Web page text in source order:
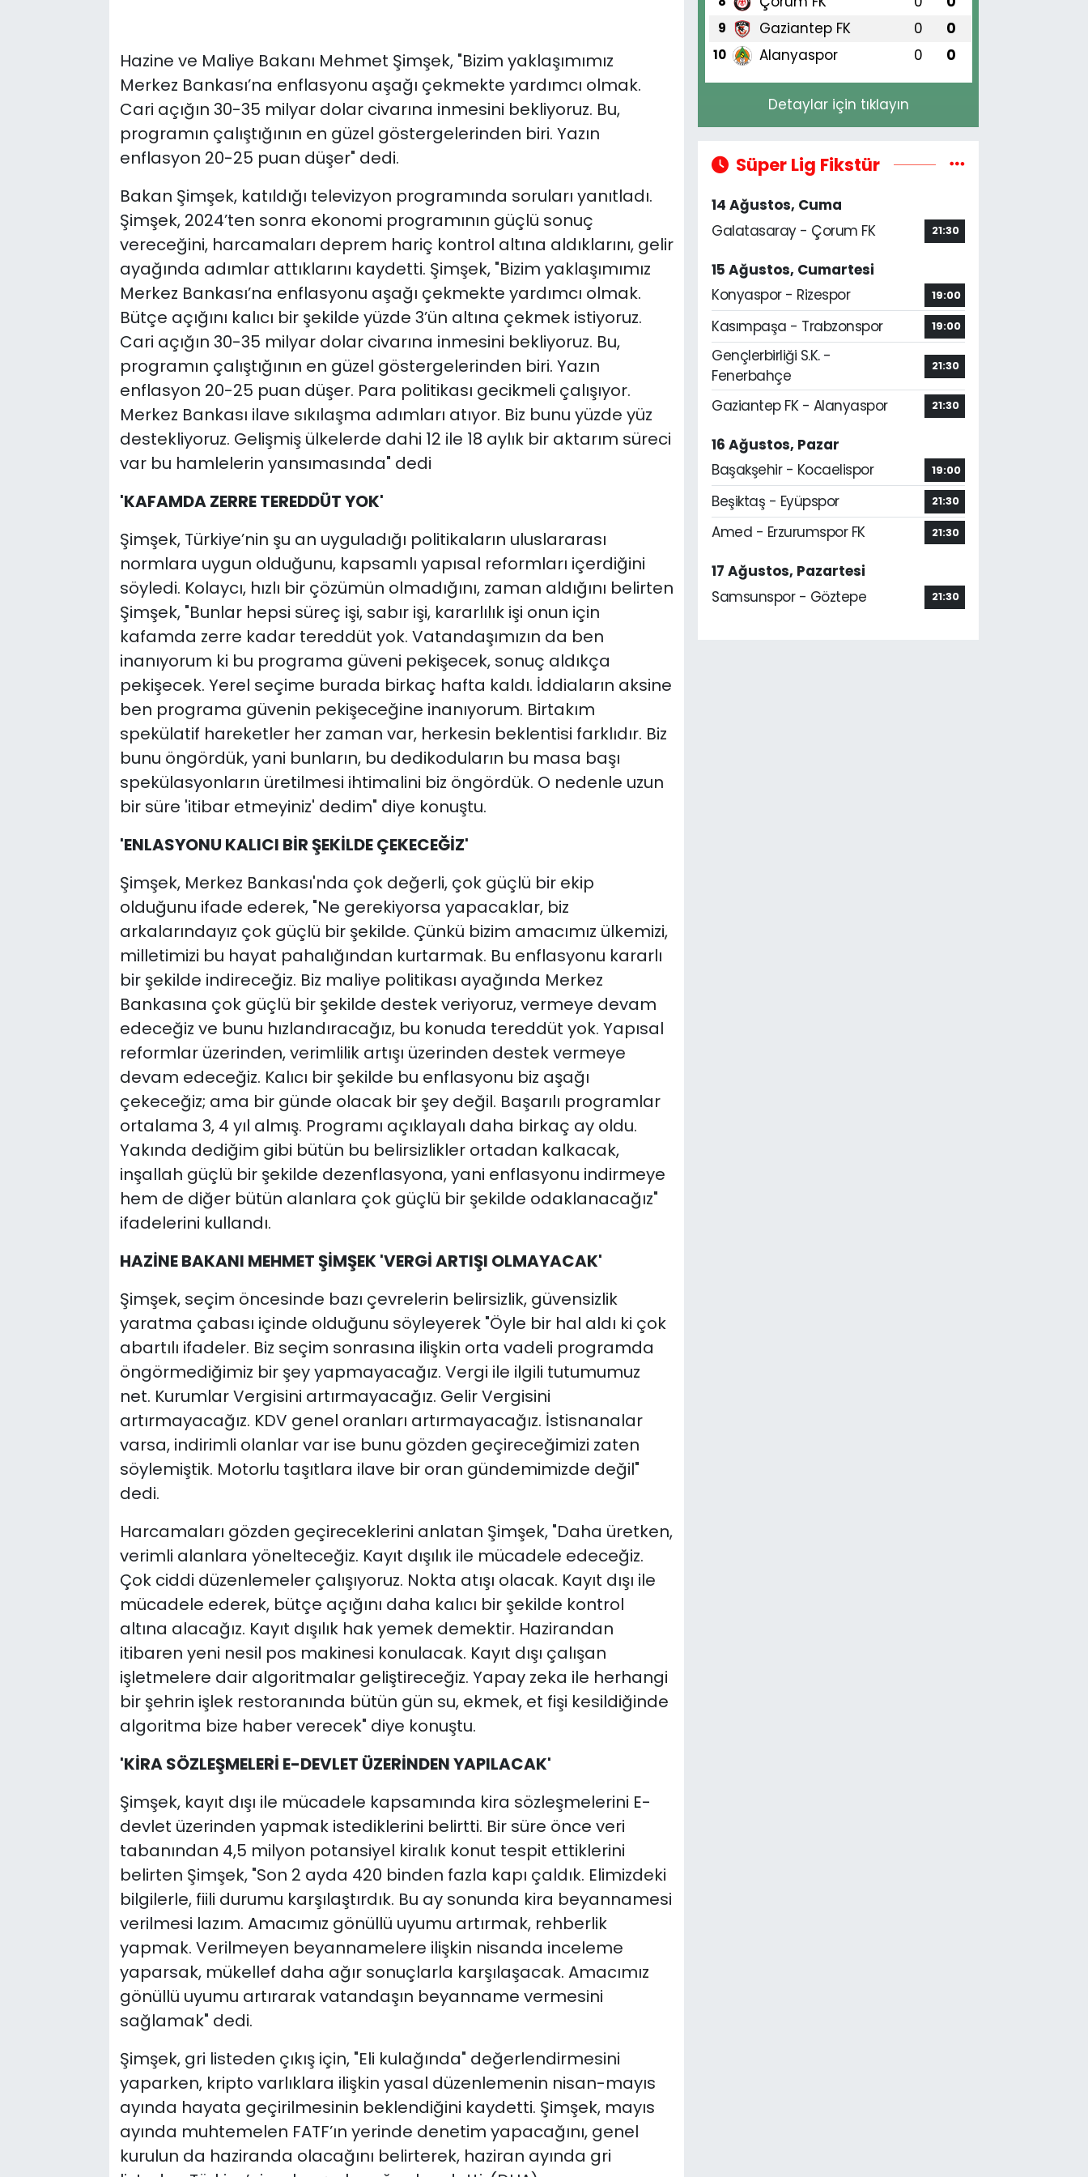
Hazine ve Maliye Bakanı Mehmet Şimşek, "Bizim yaklaşımımız
Merkez Bankası’na enflasyonu aşağı çekmekte yardımcı olmak.
Cari açığın 30-35 milyar dolar civarına inmesini bekliyoruz. Bu,
programın çalıştığının en güzel göstergelerinden biri. Yazın
enflasyon 20-25 puan düşer" dedi.
Bakan Şimşek, katıldığı televizyon programında soruları yanıtladı.
Şimşek, 2024’ten sonra ekonomi programının güçlü sonuç
vereceğini, harcamaları deprem hariç kontrol altına aldıklarını, gelir
ayağında adımlar attıklarını kaydetti. Şimşek, "Bizim yaklaşımımız
Merkez Bankası’na enflasyonu aşağı çekmekte yardımcı olmak.
Bütçe açığını kalıcı bir şekilde yüzde 3’ün altına çekmek istiyoruz.
Cari açığın 30-35 milyar dolar civarına inmesini bekliyoruz. Bu,
programın çalıştığının en güzel göstergelerinden biri. Yazın
enflasyon 20-25 puan düşer. Para politikası gecikmeli çalışıyor.
Merkez Bankası ilave sıkılaşma adımları atıyor. Biz bunu yüzde yüz
destekliyoruz. Gelişmiş ülkelerde dahi 12 ile 18 aylık bir aktarım süreci
var bu hamlelerin yansımasında" dedi
'KAFAMDA ZERRE TEREDDÜT YOK'
Şimşek, Türkiye’nin şu an uyguladığı politikaların uluslararası
normlara uygun olduğunu, kapsamlı yapısal reformları içerdiğini
söyledi. Kolaycı, hızlı bir çözümün olmadığını, zaman aldığını belirten
Şimşek, "Bunlar hepsi süreç işi, sabır işi, kararlılık işi onun için
kafamda zerre kadar tereddüt yok. Vatandaşımızın da ben
inanıyorum ki bu programa güveni pekişecek, sonuç aldıkça
pekişecek. Yerel seçime burada birkaç hafta kaldı. İddiaların aksine
ben programa güvenin pekişeceğine inanıyorum. Birtakım
spekülatif hareketler her zaman var, herkesin beklentisi farklıdır. Biz
bunu öngördük, yani bunların, bu dedikoduların bu masa başı
spekülasyonların üretilmesi ihtimalini biz öngördük. O nedenle uzun
bir süre 'itibar etmeyiniz' dedim" diye konuştu.
'ENLASYONU KALICI BİR ŞEKİLDE ÇEKECEĞİZ'
Şimşek, Merkez Bankası'nda çok değerli, çok güçlü bir ekip
olduğunu ifade ederek, "Ne gerekiyorsa yapacaklar, biz
arkalarındayız çok güçlü bir şekilde. Çünkü bizim amacımız ülkemizi,
milletimizi bu hayat pahalığından kurtarmak. Bu enflasyonu kararlı
bir şekilde indireceğiz. Biz maliye politikası ayağında Merkez
Bankasına çok güçlü bir şekilde destek veriyoruz, vermeye devam
edeceğiz ve bunu hızlandıracağız, bu konuda tereddüt yok. Yapısal
reformlar üzerinden, verimlilik artışı üzerinden destek vermeye
devam edeceğiz. Kalıcı bir şekilde bu enflasyonu biz aşağı
çekeceğiz; ama bir günde olacak bir şey değil. Başarılı programlar
ortalama 3, 4 yıl almış. Programı açıklayalı daha birkaç ay oldu.
Yakında dediğim gibi bütün bu belirsizlikler ortadan kalkacak,
inşallah güçlü bir şekilde dezenflasyona, yani enflasyonu indirmeye
hem de diğer bütün alanlara çok güçlü bir şekilde odaklanacağız"
ifadelerini kullandı.
HAZİNE BAKANI MEHMET ŞİMŞEK 'VERGİ ARTIŞI OLMAYACAK'
Şimşek, seçim öncesinde bazı çevrelerin belirsizlik, güvensizlik
yaratma çabası içinde olduğunu söyleyerek "Öyle bir hal aldı ki çok
abartılı ifadeler. Biz seçim sonrasına ilişkin orta vadeli programda
öngörmediğimiz bir şey yapmayacağız. Vergi ile ilgili tutumumuz
net. Kurumlar Vergisini artırmayacağız. Gelir Vergisini
artırmayacağız. KDV genel oranları artırmayacağız. İstisnanalar
varsa, indirimli olanlar var ise bunu gözden geçireceğimizi zaten
söylemiştik. Motorlu taşıtlara ilave bir oran gündemimizde değil"
dedi.
Harcamaları gözden geçireceklerini anlatan Şimşek, "Daha üretken,
verimli alanlara yönelteceğiz. Kayıt dışılık ile mücadele edeceğiz.
Çok ciddi düzenlemeler çalışıyoruz. Nokta atışı olacak. Kayıt dışı ile
mücadele ederek, bütçe açığını daha kalıcı bir şekilde kontrol
altına alacağız. Kayıt dışılık hak yemek demektir. Hazirandan
itibaren yeni nesil pos makinesi konulacak. Kayıt dışı çalışan
işletmelere dair algoritmalar geliştireceğiz. Yapay zeka ile herhangi
bir şehrin işlek restoranında bütün gün su, ekmek, et fişi kesildiğinde
algoritma bize haber verecek" diye konuştu.
'KİRA SÖZLEŞMELERİ E-DEVLET ÜZERİNDEN YAPILACAK'
Şimşek, kayıt dışı ile mücadele kapsamında kira sözleşmelerini E-
devlet üzerinden yapmak istediklerini belirtti. Bir süre önce veri
tabanından 4,5 milyon potansiyel kiralık konut tespit ettiklerini
belirten Şimşek, "Son 2 ayda 420 binden fazla kapı çaldık. Elimizdeki
bilgilerle, fiili durumu karşılaştırdık. Bu ay sonunda kira beyannamesi
verilmesi lazım. Amacımız gönüllü uyumu artırmak, rehberlik
yapmak. Verilmeyen beyannamelere ilişkin nisanda inceleme
yaparsak, mükellef daha ağır sonuçlarla karşılaşacak. Amacımız
gönüllü uyumu artırarak vatandaşın beyanname vermesini
sağlamak" dedi.
Şimşek, gri listeden çıkış için, "Eli kulağında" değerlendirmesini
yaparken, kripto varlıklara ilişkin yasal düzenlemenin nisan-mayıs
ayında hayata geçirilmesinin beklendiğini kaydetti. Şimşek, mayıs
ayında muhtemelen FATF’ın yerinde denetim yapacağını, genel
kurulun da haziranda olacağını belirterek, haziran ayında gri
9 Gaziantep FK 0 0
10 Alanyaspor 0 0
Detaylar için tıklayın
Süper Lig Fikstür
14 Ağustos, Cuma
Galatasaray - Çorum FK
21:30
15 Ağustos, Cumartesi
Konyaspor - Rizespor
19:00
Kasımpaşa - Trabzonspor 19:00
Gençlerbirliği S.K. -
Fenerbahçe
21:30
Gaziantep FK - Alanyaspor 21:30
16 Ağustos, Pazar
Başakşehir - Kocaelispor
19:00
Beşiktaş - Eyüpspor 21:30
Amed - Erzurumspor FK 21:30
17 Ağustos, Pazartesi
Samsunspor - Göztepe
21:30